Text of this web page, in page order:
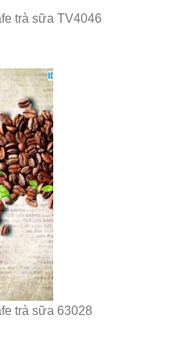
trà sữa TV4046
trà sữa 63028